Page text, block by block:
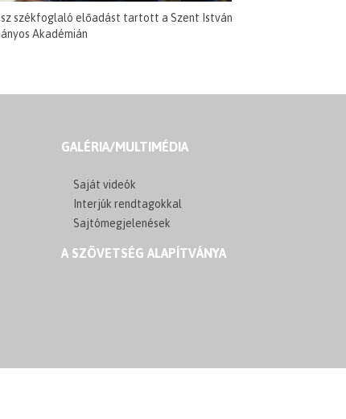
székfoglaló előadást tartott a Szent István
Akadémián
GALÉRIA/MULTIMÉDIA
Saját videók
Interjúk rendtagokkal
Sajtómegjelenések
A SZÖVETSÉG ALAPÍTVÁNYA